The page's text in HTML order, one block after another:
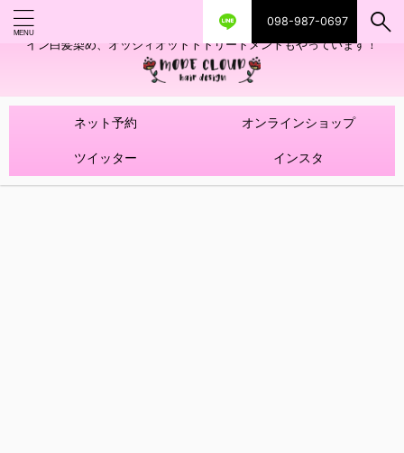
098-987-0697
艶ツヤヘアカラー！髪質改善トリートメントやハイライトを使ったデザ
イン白髪染め、オッジィオットトトリートメントもやっています！
ネット予約 オンラインショップ
ツイッター インスタ